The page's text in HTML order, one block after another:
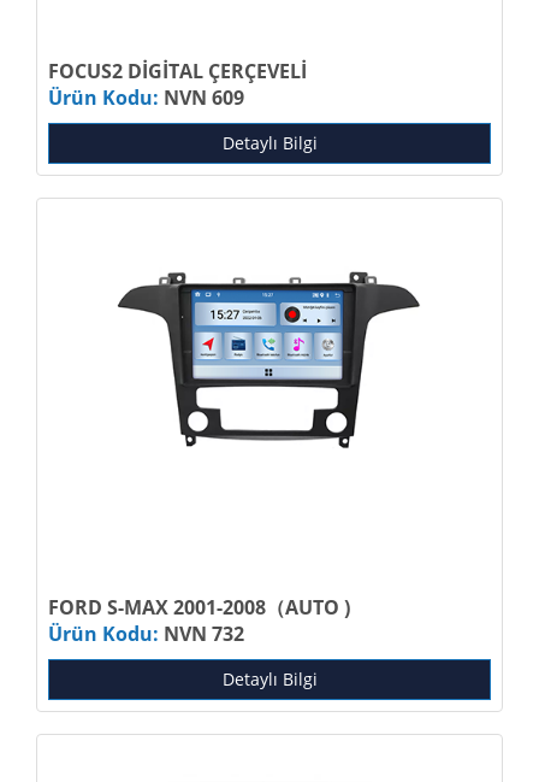
FOCUS2 DİGİTAL ÇERÇEVELİ
Ürün Kodu: NVN 609
Detaylı Bilgi
FORD S-MAX 2001-2008（AUTO )
Ürün Kodu: NVN 732
Detaylı Bilgi